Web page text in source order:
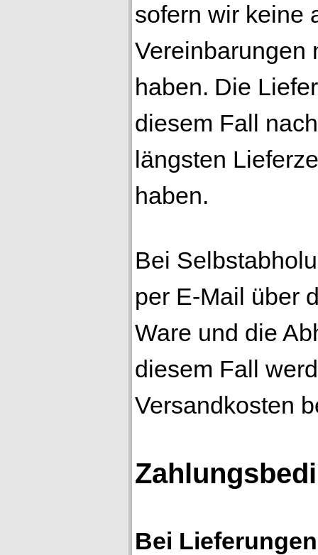
sofern wir keine
Vereinbarungen
haben. Die
diesem Fall
längsten
haben.
Bei
per E-Mail über
Ware und die
diesem Fall
Versandkosten
Bei